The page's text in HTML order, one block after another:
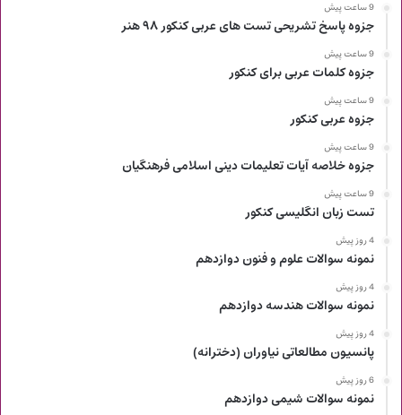
9 ساعت پیش
جزوه پاسخ تشریحی تست های عربی کنکور ۹۸ هنر
9 ساعت پیش
جزوه کلمات عربی برای کنکور
9 ساعت پیش
جزوه عربی کنکور
9 ساعت پیش
جزوه خلاصه آیات تعلیمات دینی اسلامی فرهنگیان
9 ساعت پیش
تست زبان انگلیسی کنکور
4 روز پیش
نمونه سوالات علوم و فنون دوازدهم
4 روز پیش
نمونه سوالات هندسه دوازدهم
4 روز پیش
پانسیون مطالعاتی نیاوران (دخترانه)
6 روز پیش
نمونه سوالات شیمی دوازدهم